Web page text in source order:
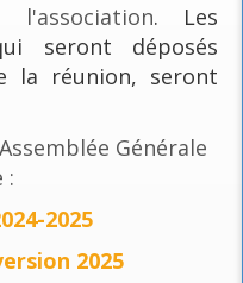
. Les
seront déposés
la réunion, seront
Générale
:
2025
2025